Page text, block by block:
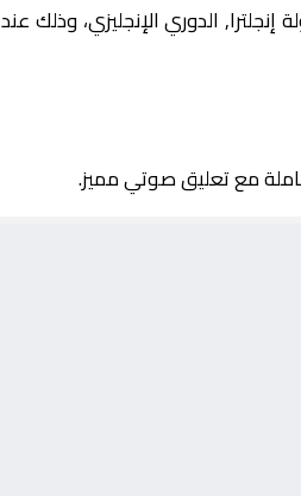
إنجلترا, الدوري الإنجليزي، وذلك عند